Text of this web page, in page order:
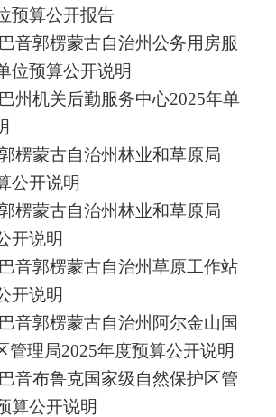
预算公开报告
音郭楞蒙古自治州公务用房服
位预算公开说明
州机关后勤服务中心2025年单
楞蒙古自治州林业和草原局
公开说明
楞蒙古自治州林业和草原局
开说明
音郭楞蒙古自治州草原工作站
开说明
音郭楞蒙古自治州阿尔金山国
管理局2025年度预算公开说明
音布鲁克国家级自然保护区管
算公开说明